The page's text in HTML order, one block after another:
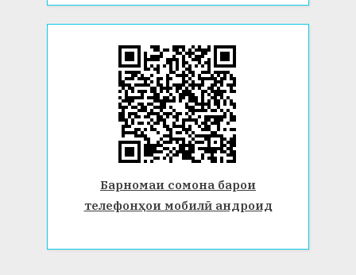
Барномаи сомона барои
телефонҳои мобилӣ андроид